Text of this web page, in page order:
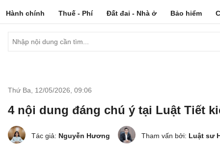
Hành chính Thuế - Phí Đất đai - Nhà ở Bảo hiểm
Thứ Ba, 12/05/2026 09:06
4 nội dung đáng chú ý tại Luật Tiết
Tác giả: Nguyễn Hương Tham vấn bởi: Luật sư